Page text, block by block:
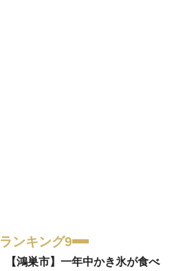
ランキング9
【鴻巣市】一年中かき氷が食べ